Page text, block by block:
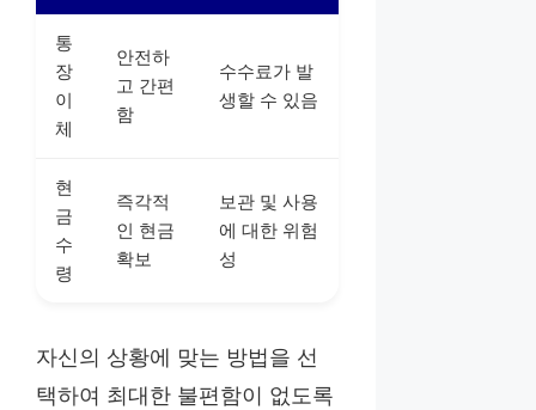
통
장
이
체
안전하
고 간편
함
수수료가 발
생할 수 있음
현
금
수
령
즉각적
인 현금
확보
보관 및 사용
에 대한 위험
성
자신의 상황에 맞는 방법을 선
택하여 최대한 불편함이 없도록